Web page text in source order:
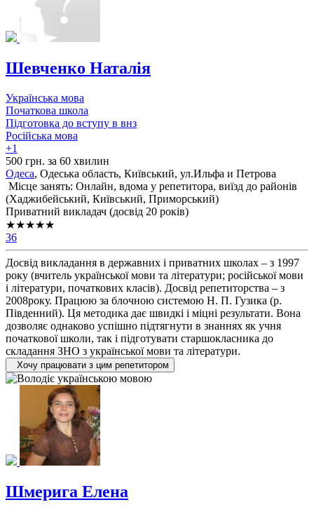
Шевченко Наталія
Українська мова
Початкова школа
Підготовка до вступу в внз
Російська мова
+1
500 грн. за 60 хвилин
Одеса, Одеська область, Київський, ул.Ильфа и Петрова
Місце занять: Онлайн, вдома у репетитора, виїзд до районів
(Хаджибейський, Київський, Приморський)
Приватний викладач (досвід 20 років)
★★★★★
36
Досвід викладання в державних і приватних школах – з 1997
року (вчитель української мови та літератури; російської мови
і літератури, початкових класів). Досвід репетиторства – з
2008року. Працюю за блочною системою Н. П. Гузика (р.
Південний). Ця методика дає швидкі і міцні результати. Вона
дозволяє однаково успішно підтягнути в знаннях як учня
початкової школи, так і підготувати старшокласника до
складання ЗНО з української мови та літератури.
Хочу працювати з цим репетитором
Шмерига Елена